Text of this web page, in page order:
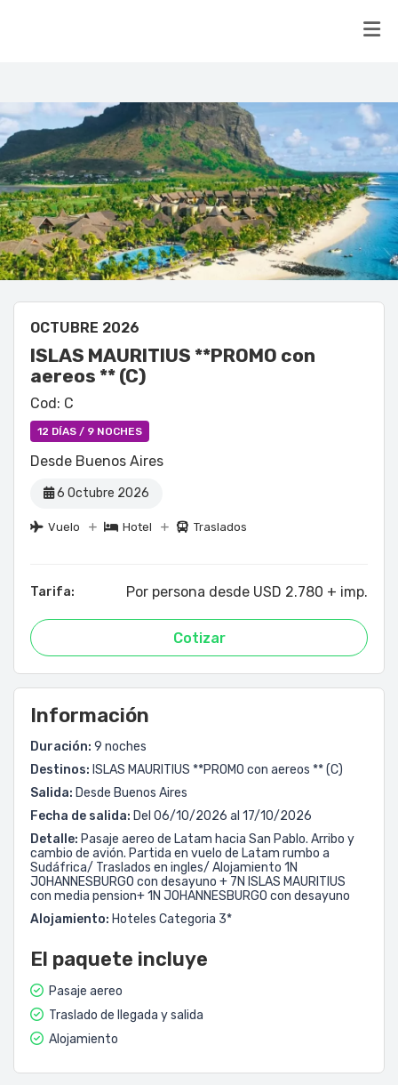
OCTUBRE 2026
ISLAS MAURITIUS **PROMO con
aereos ** (C)
Cod: C
12 DÍAS / 9 NOCHES
Desde Buenos Aires
6 Octubre 2026
Vuelo Hotel Traslados
Tarifa: Por persona desde USD 2.780 + imp.
Cotizar
Información
Duración: 9 noches
Destinos: ISLAS MAURITIUS **PROMO con aereos ** (C)
Salida: Desde Buenos Aires
Fecha de salida: Del 06/10/2026 al 17/10/2026
Detalle: Pasaje aereo de Latam hacia San Pablo. Arribo y
cambio de avión. Partida en vuelo de Latam rumbo a
Sudáfrica/ Traslados en ingles/ Alojamiento 1N
JOHANNESBURGO con desayuno + 7N ISLAS MAURITIUS
con media pension+ 1N JOHANNESBURGO con desayuno
Alojamiento: Hoteles Categoria 3*
El paquete incluye
Pasaje aereo
Traslado de llegada y salida
Alojamiento